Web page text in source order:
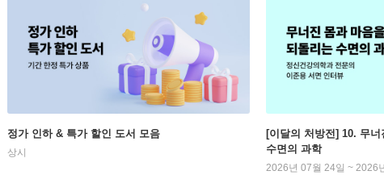
정가 인하 & 특가 할인 도서 모음
상시
[이달의 처방전] 10. 무
수면의 과학
2026년 07월 24일 ~ 2026